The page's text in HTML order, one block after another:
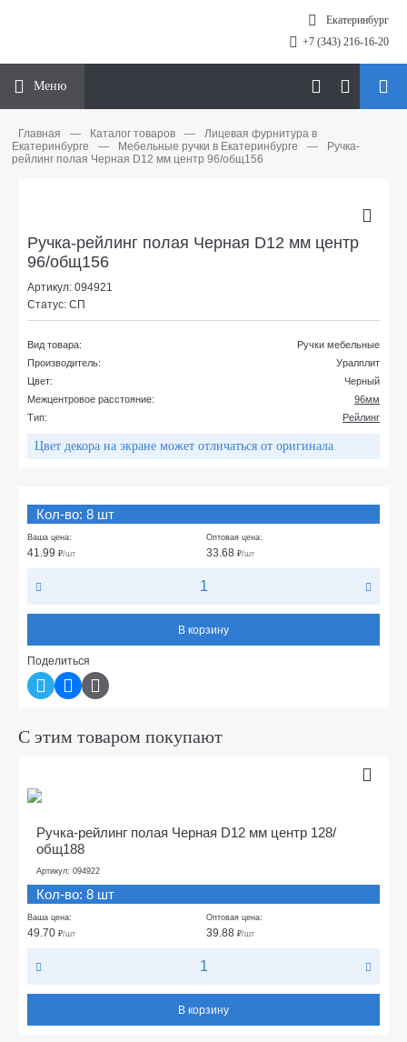
Екатеринбург
+7 (343) 216-16-20
Меню
Главная — Каталог товаров —
Лицевая фурнитура в
Екатеринбурге
— Мебельные ручки в Екатеринбурге —
Ручка-
рейлинг полая Черная D12 мм центр 96/общ156
Ручка-рейлинг полая Черная D12 мм центр
96/общ156
Артикул: 094921
Статус: СП
Вид товара:
Ручки мебельные
Производитель:
Уралплит
Цвет:
Черный
Межцентровое расстояние:
96мм
Тип:
Рейлинг
Цвет декора на экране может отличаться от оригинала
Кол-во: 8 шт
Ваша цена:
41.99 ₽/шт
Оптовая цена:
33.68 ₽/шт
В корзину
Поделиться
С этим товаром покупают
Ручка-рейлинг полая Черная D12 мм центр 128/
общ188
Артикул: 094922
Кол-во: 8 шт
Ваша цена:
49.70 ₽/шт
Оптовая цена:
39.88 ₽/шт
В корзину